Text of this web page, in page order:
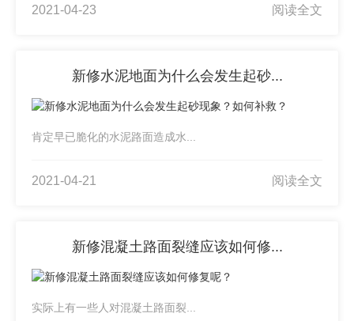
2021-04-23 阅读全文
新修水泥地面为什么会发生起砂...
肯定早已脆化的水泥路面造成水...
2021-04-21 阅读全文
新修混凝土路面裂缝应该如何修...
实际上有一些人对混凝土路面裂...